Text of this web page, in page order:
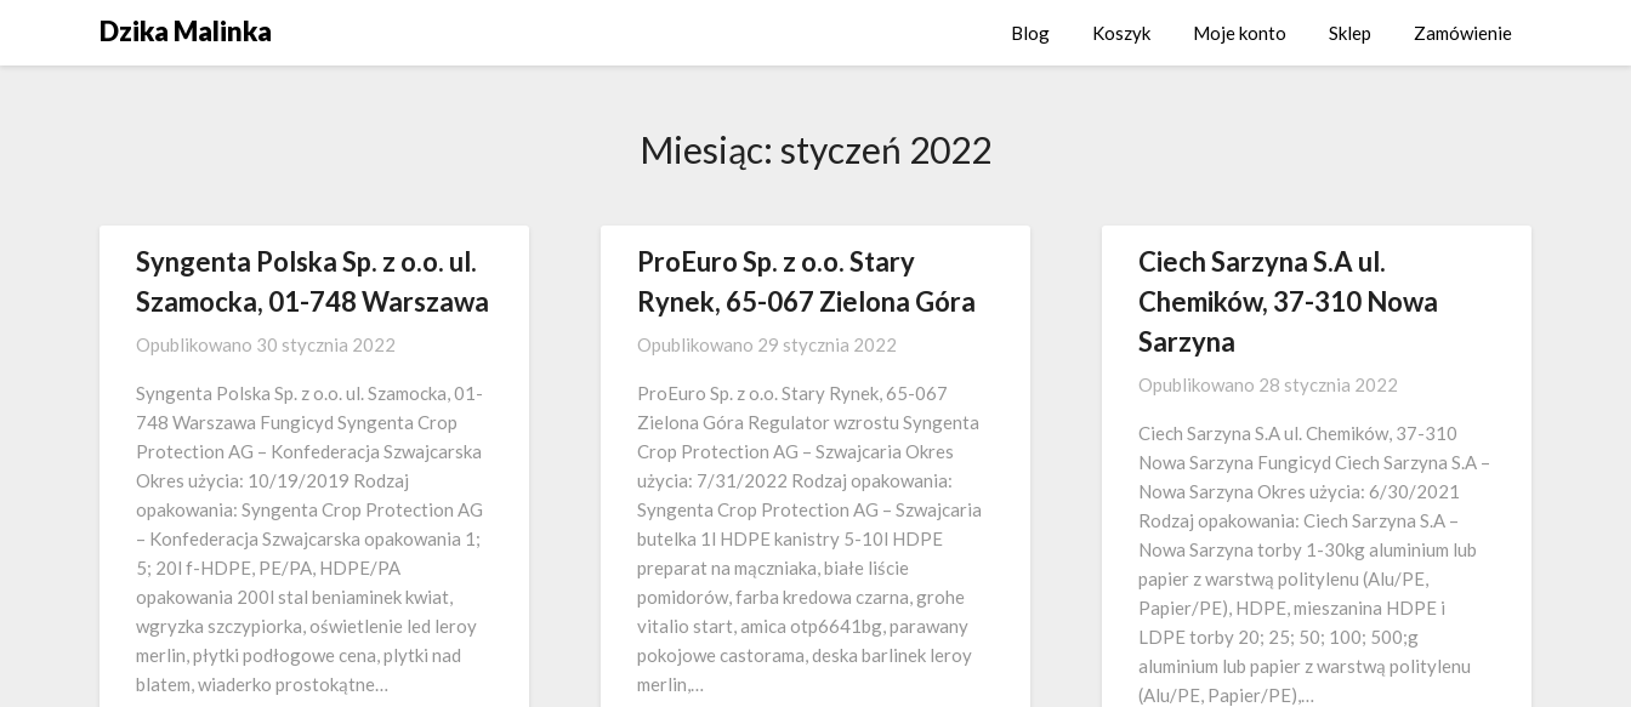
Dzika Malinka Blog Koszyk Moje konto Sklep Zamówienie
Miesiąc: styczeń 2022
Syngenta Polska Sp. z o.o. ul.
Szamocka, 01-748 Warszawa
Opublikowano 30 stycznia 2022
Syngenta Polska Sp. z o.o. ul. Szamocka, 01-
748 Warszawa Fungicyd Syngenta Crop
Protection AG – Konfederacja Szwajcarska
Okres użycia: 10/19/2019 Rodzaj
opakowania: Syngenta Crop Protection AG
– Konfederacja Szwajcarska opakowania 1;
5; 20l f-HDPE, PE/PA, HDPE/PA
opakowania 200l stal beniaminek kwiat,
wgryzka szczypiorka, oświetlenie led leroy
merlin, płytki podłogowe cena, plytki nad
blatem, wiaderko prostokątne…
ProEuro Sp. z o.o. Stary
Rynek, 65-067 Zielona Góra
Opublikowano 29 stycznia 2022
ProEuro Sp. z o.o. Stary Rynek, 65-067
Zielona Góra Regulator wzrostu Syngenta
Crop Protection AG – Szwajcaria Okres
użycia: 7/31/2022 Rodzaj opakowania:
Syngenta Crop Protection AG – Szwajcaria
butelka 1l HDPE kanistry 5-10l HDPE
preparat na mączniaka, białe liście
pomidorów, farba kredowa czarna, grohe
vitalio start, amica otp6641bg, parawany
pokojowe castorama, deska barlinek leroy
merlin,…
Ciech Sarzyna S.A ul.
Chemików, 37-310 Nowa
Sarzyna
Opublikowano 28 stycznia 2022
Ciech Sarzyna S.A ul. Chemików, 37-310
Nowa Sarzyna Fungicyd Ciech Sarzyna S.A –
Nowa Sarzyna Okres użycia: 6/30/2021
Rodzaj opakowania: Ciech Sarzyna S.A –
Nowa Sarzyna torby 1-30kg aluminium lub
papier z warstwą politylenu (Alu/PE,
Papier/PE), HDPE, mieszanina HDPE i
LDPE torby 20; 25; 50; 100; 500;g
aluminium lub papier z warstwą politylenu
(Alu/PE, Papier/PE),…